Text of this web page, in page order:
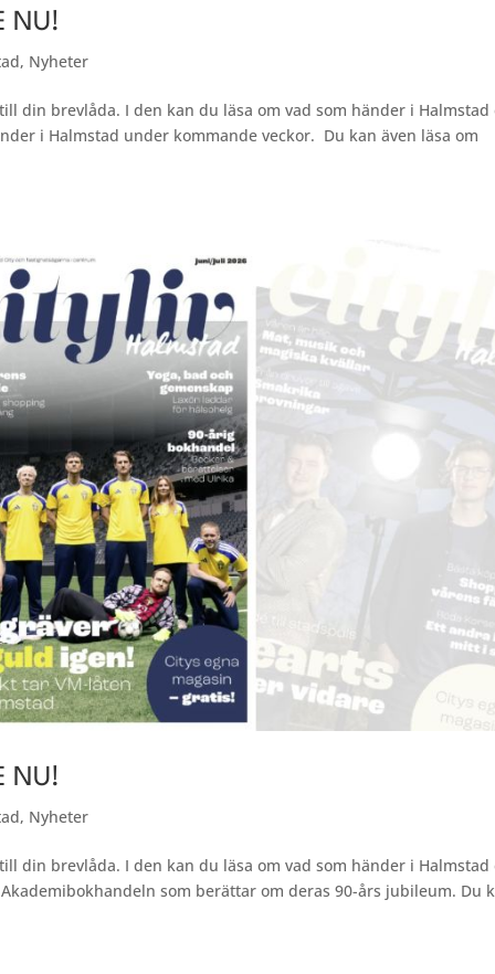
NU!
, Nyheter
din brevlåda. I den kan du läsa om vad som händer i Halmstad
i Halmstad under kommande veckor. Du kan även läsa om
NU!
, Nyheter
din brevlåda. I den kan du läsa om vad som händer i Halmstad
som berättar om deras 90-års jubileum. Du